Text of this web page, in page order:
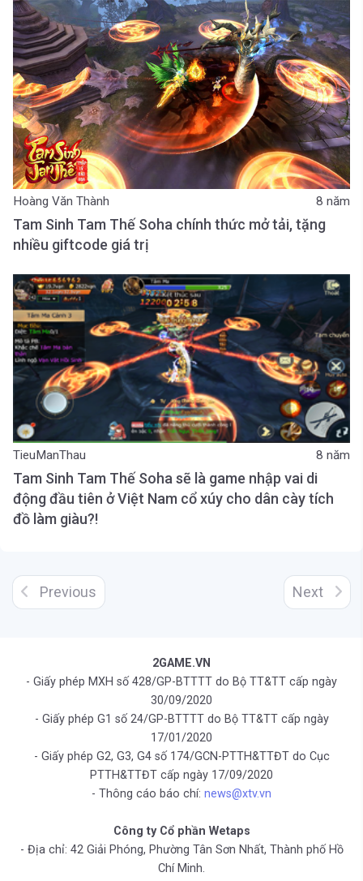
Hoàng Văn Thành 8 năm
Tam Sinh Tam Thế Soha chính thức mở tải, tặng
nhiều giftcode giá trị
TieuManThau 8 năm
Tam Sinh Tam Thế Soha sẽ là game nhập vai di
động đầu tiên ở Việt Nam cổ xúy cho dân cày tích
đồ làm giàu?!
Previous Next
2GAME.VN
- Giấy phép MXH số 428/GP-BTTTT do Bộ TT&TT cấp ngày
30/09/2020
- Giấy phép G1 số 24/GP-BTTTT do Bộ TT&TT cấp ngày
17/01/2020
- Giấy phép G2, G3, G4 số 174/GCN-PTTH&TTĐT do Cục
PTTH&TTĐT cấp ngày 17/09/2020
- Thông cáo báo chí: news@xtv.vn
Công ty Cổ phần Wetaps
- Địa chỉ: 42 Giải Phóng, Phường Tân Sơn Nhất, Thành phố Hồ
Chí Minh.